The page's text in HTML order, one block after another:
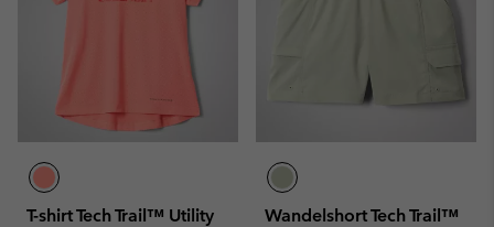
T-shirt Tech Trail™ Utility
Wandelshort Tech Trail™